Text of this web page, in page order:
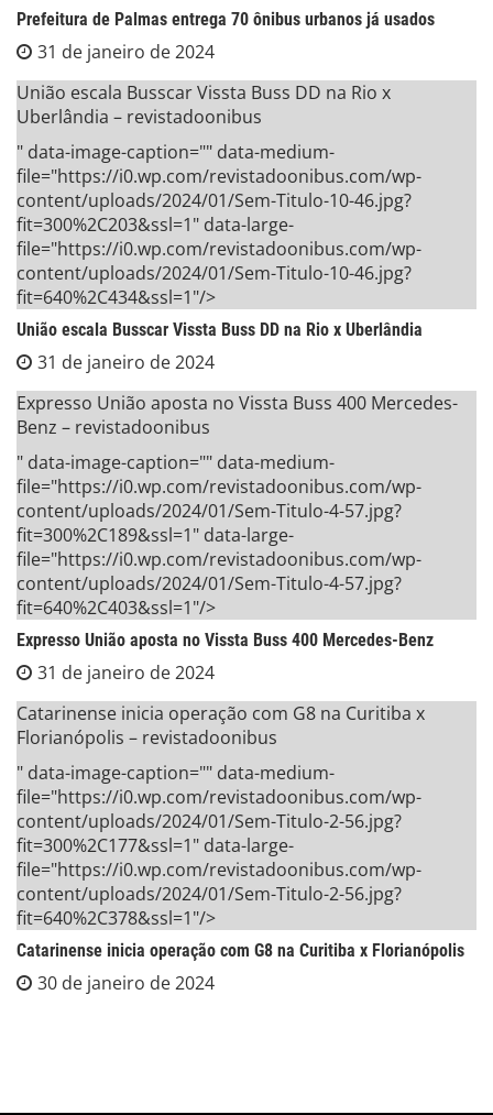
Prefeitura de Palmas entrega 70 ônibus urbanos já usados
31 de janeiro de 2024
União escala Busscar Vissta Buss DD na Rio x
Uberlândia – revistadoonibus
" data-image-caption="" data-medium-
file="https://i0.wp.com/revistadoonibus.com/wp-
content/uploads/2024/01/Sem-Titulo-10-46.jpg?
fit=300%2C203&ssl=1" data-large-
file="https://i0.wp.com/revistadoonibus.com/wp-
content/uploads/2024/01/Sem-Titulo-10-46.jpg?
fit=640%2C434&ssl=1"/>
União escala Busscar Vissta Buss DD na Rio x Uberlândia
31 de janeiro de 2024
Expresso União aposta no Vissta Buss 400 Mercedes-
Benz – revistadoonibus
" data-image-caption="" data-medium-
file="https://i0.wp.com/revistadoonibus.com/wp-
content/uploads/2024/01/Sem-Titulo-4-57.jpg?
fit=300%2C189&ssl=1" data-large-
file="https://i0.wp.com/revistadoonibus.com/wp-
content/uploads/2024/01/Sem-Titulo-4-57.jpg?
fit=640%2C403&ssl=1"/>
Expresso União aposta no Vissta Buss 400 Mercedes-Benz
31 de janeiro de 2024
Catarinense inicia operação com G8 na Curitiba x
Florianópolis – revistadoonibus
" data-image-caption="" data-medium-
file="https://i0.wp.com/revistadoonibus.com/wp-
content/uploads/2024/01/Sem-Titulo-2-56.jpg?
fit=300%2C177&ssl=1" data-large-
file="https://i0.wp.com/revistadoonibus.com/wp-
content/uploads/2024/01/Sem-Titulo-2-56.jpg?
fit=640%2C378&ssl=1"/>
Catarinense inicia operação com G8 na Curitiba x Florianópolis
30 de janeiro de 2024